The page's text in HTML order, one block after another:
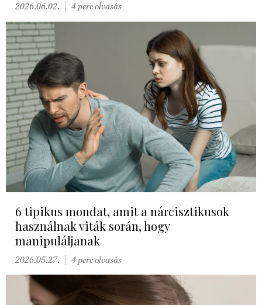
2026.06.02. 4 perc olvasás
6 tipikus mondat, amit a nárcisztikusok
használnak viták során, hogy
manipuláljanak
2026.05.27. 4 perc olvasás